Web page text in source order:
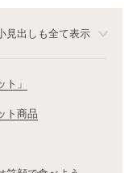
見出しも全て表示
」
ト商品